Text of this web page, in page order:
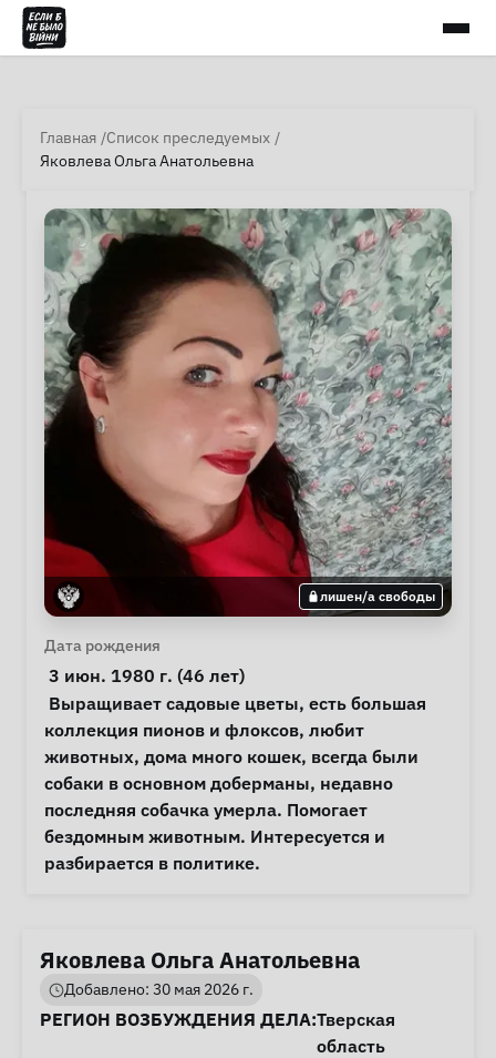
Главная Список преследуемых
Яковлева Ольга Анатольевна
лишен/а свободы
Личная информация
Дата рождения
3 июн. 1980 г. (46 лет)
Примечания
коллекция пионов и флоксов, любит
животных, дома много кошек, всегда были
собаки в основном доберманы, недавно
последняя собачка умерла. Помогает
бездомным животным. Интересуется и
разбирается в политике.
Яковлева Ольга Анатольевна
Добавлено: 30 мая 2026 г.
Информация о деле
РЕГИОН ВОЗБУЖДЕНИЯ ДЕЛА:Тверская
область